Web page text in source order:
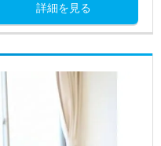
詳細を見る